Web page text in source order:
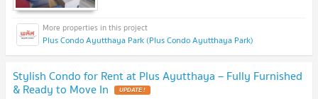
Plus Condo Ayutthaya Park (Plus Condo Ayutthaya Park)
Stylish Condo for Rent at Plus Ayutthaya – Fully Furnished
& Ready to Move In